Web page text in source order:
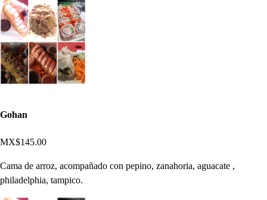
Gohan
MX$145.00
Cama de arroz, acompañado con pepino, zanahoria, aguacate ,
philadelphia, tampico.